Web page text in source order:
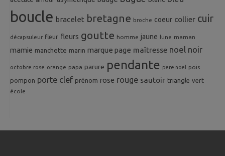
boucle bracelet bretagne broche coeur collier cuir
décapsuleur fleur fleurs goutte homme jaune lune maman
mamie manchette marin marque page maîtresse noel noir
octobre rose orange papa parure pendante pere noel pois
pompon porte clef prénom rose rouge sautoir triangle vert
école